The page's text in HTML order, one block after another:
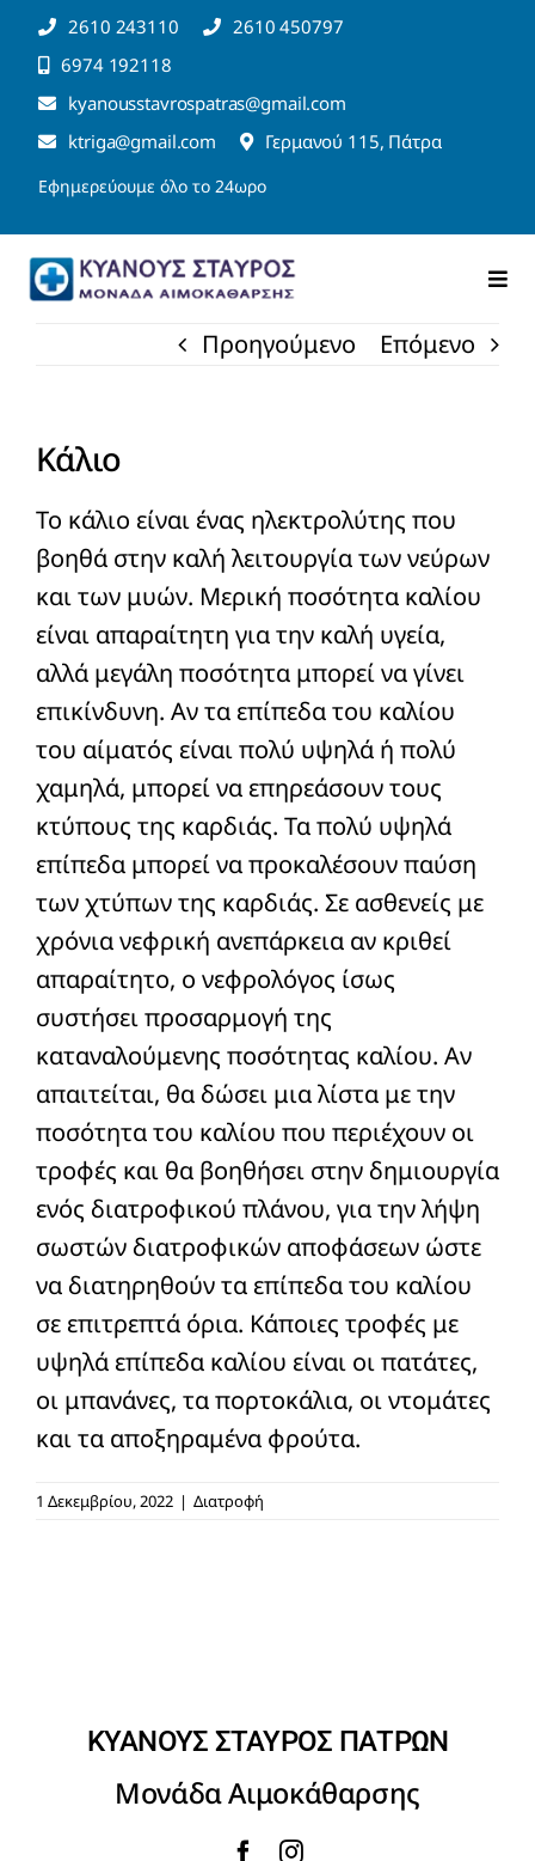
Μετάβαση
στο
περιεχόμενο
2610 243110
2610 450797
6974 192118
kyanousstavrospatras@gmail.com
ktriga@gmail.com
Γερμανού 115, Πάτρα
Εφημερεύουμε όλο το 24ωρο
Αρχική
Διατροφή
Πληροφορίες
Άρθρα
Επικοινωνία
Προηγούμενο Επόμενο
Κάλιο
Το κάλιο είναι ένας ηλεκτρολύτης που
βοηθά στην καλή λειτουργία των νεύρων
και των μυών. Μερική ποσότητα καλίου
είναι απαραίτητη για την καλή υγεία,
αλλά μεγάλη ποσότητα μπορεί να γίνει
επικίνδυνη. Αν τα επίπεδα του καλίου
του αίματός είναι πολύ υψηλά ή πολύ
χαμηλά, μπορεί να επηρεάσουν τους
κτύπους της καρδιάς. Τα πολύ υψηλά
επίπεδα μπορεί να προκαλέσουν παύση
των χτύπων της καρδιάς. Σε ασθενείς με
χρόνια νεφρική ανεπάρκεια αν κριθεί
απαραίτητο, ο νεφρολόγος ίσως
συστήσει προσαρμογή της
καταναλούμενης ποσότητας καλίου. Αν
απαιτείται, θα δώσει μια λίστα με την
ποσότητα του καλίου που περιέχουν οι
τροφές και θα βοηθήσει στην δημιουργία
ενός διατροφικού πλάνου, για την λήψη
σωστών διατροφικών αποφάσεων ώστε
να διατηρηθούν τα επίπεδα του καλίου
σε επιτρεπτά όρια. Κάποιες τροφές με
υψηλά επίπεδα καλίου είναι οι πατάτες,
οι μπανάνες, τα πορτοκάλια, οι ντομάτες
και τα αποξηραμένα φρούτα.
1 Δεκεμβρίου, 2022 | Διατροφή
ΚΥΑΝΟΥΣ ΣΤΑΥΡΟΣ ΠΑΤΡΩΝ
Μονάδα Αιμοκάθαρσης